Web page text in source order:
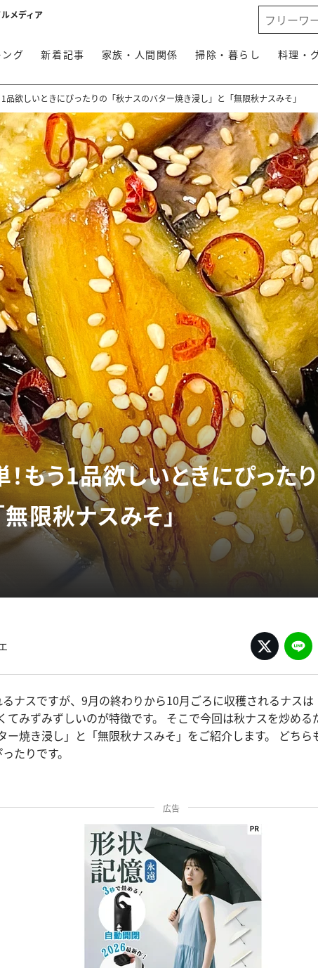
メディア
グ 新着記事 家族・人間関係 掃除・暮らし 料理・
品欲しいときにぴったりの「秋ナスのバター焼き浸し」と「無限秋ナスみそ」
もう1品欲しいときにぴった
無限秋ナスみそ」
ナスですが、9月の終わりから10月ごろに収穫されるナス
てみずみずしいのが特徴です。 そこで今回は秋ナスを炒める
ー焼き浸し」と「無限秋ナスみそ」をご紹介します。 どち
たりです。
広告